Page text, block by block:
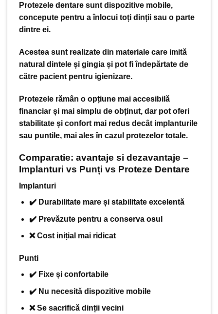
Protezele dentare sunt dispozitive mobile,
concepute pentru a înlocui toți dinții sau o parte
dintre ei.
Acestea sunt realizate din materiale care imită
natural dintele și gingia și pot fi îndepărtate de
către pacient pentru igienizare.
Protezele rămân o opțiune mai accesibilă
financiar și mai simplu de obținut, dar pot oferi
stabilitate și confort mai redus decât implanturile
sau puntile, mai ales în cazul protezelor totale.
Comparatie: avantaje si dezavantaje –
Implanturi vs Punți vs Proteze Dentare
Implanturi
✔️ Durabilitate mare și stabilitate excelentă
✔️ Prevăzute pentru a conserva osul
❌ Cost inițial mai ridicat
Punti
✔️ Fixe și confortabile
✔️ Nu necesită dispozitive mobile
❌ Se sacrifică dinții vecini